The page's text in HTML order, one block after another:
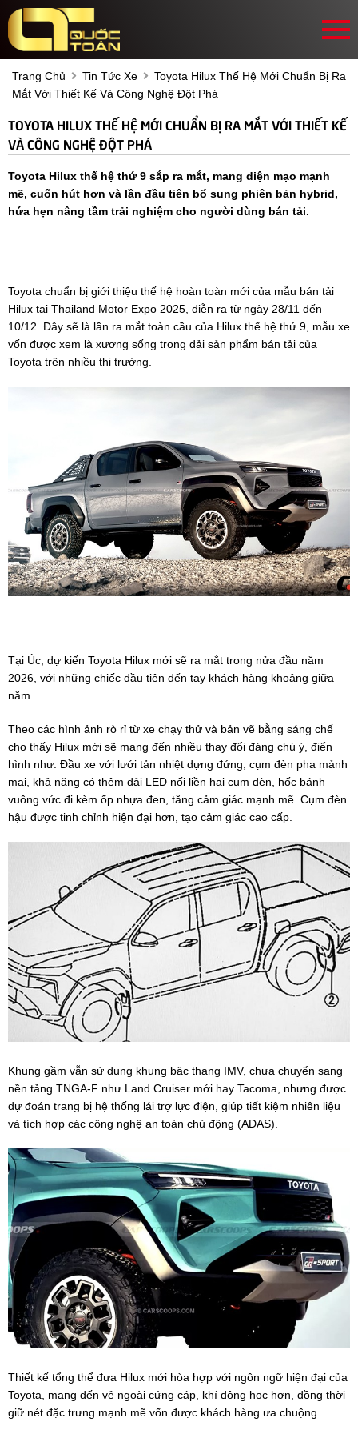
Trang Chủ Tin Tức Xe
Toyota Hilux Thế Hệ Mới Chuẩn Bị Ra
Mắt Với Thiết Kế Và Công Nghệ Đột Phá
TOYOTA HILUX THẾ HỆ MỚI CHUẨN BỊ RA MẮT VỚI THIẾT KẾ
VÀ CÔNG NGHỆ ĐỘT PHÁ
Toyota Hilux thế hệ thứ 9 sắp ra mắt, mang diện mạo mạnh
mẽ, cuốn hút hơn và lần đầu tiên bổ sung phiên bản hybrid,
hứa hẹn nâng tầm trải nghiệm cho người dùng bán tải.
Toyota chuẩn bị giới thiệu thế hệ hoàn toàn mới của mẫu bán tải
Hilux tại Thailand Motor Expo 2025, diễn ra từ ngày 28/11 đến
10/12. Đây sẽ là lần ra mắt toàn cầu của Hilux thế hệ thứ 9, mẫu xe
vốn được xem là xương sống trong dải sản phẩm bán tải của
Toyota trên nhiều thị trường.
Tại Úc, dự kiến Toyota Hilux mới sẽ ra mắt trong nửa đầu năm
2026, với những chiếc đầu tiên đến tay khách hàng khoảng giữa
năm.
Theo các hình ảnh rò rỉ từ xe chạy thử và bản vẽ bằng sáng chế
cho thấy Hilux mới sẽ mang đến nhiều thay đổi đáng chú ý, điển
hình như: Đầu xe với lưới tản nhiệt dựng đứng, cụm đèn pha mảnh
mai, khả năng có thêm dải LED nối liền hai cụm đèn, hốc bánh
vuông vức đi kèm ốp nhựa đen, tăng cảm giác mạnh mẽ. Cụm đèn
hậu được tinh chỉnh hiện đại hơn, tạo cảm giác cao cấp.
Khung gầm vẫn sử dụng khung bậc thang IMV, chưa chuyển sang
nền tảng TNGA-F như Land Cruiser mới hay Tacoma, nhưng được
dự đoán trang bị hệ thống lái trợ lực điện, giúp tiết kiệm nhiên liệu
và tích hợp các công nghệ an toàn chủ động (ADAS).
Thiết kế tổng thể đưa Hilux mới hòa hợp với ngôn ngữ hiện đại của
Toyota, mang đến vẻ ngoài cứng cáp, khí động học hơn, đồng thời
giữ nét đặc trưng mạnh mẽ vốn được khách hàng ưa chuộng.